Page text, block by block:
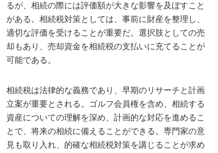
るが、相続の際には評価額が大きな影響を及ぼすこと
がある。相続税対策としては、事前に財産を整理し、
適切な評価を受けることが重要だ。選択肢としての売
却もあり、売却資金を相続税の支払いに充てることが
可能である。
相続税は法律的な義務であり、早期のリサーチと計画
立案が重要とされる。ゴルフ会員権を含め、相続する
資産についての理解を深め、計画的な対応を進めるこ
とで、将来の相続に備えることができる。専門家の意
見も取り入れ、的確な相続税対策を講じることが求め